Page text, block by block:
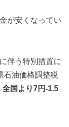
が安くなってい
伴う特別措置に
石油価格調整税
全国より7円-1.5